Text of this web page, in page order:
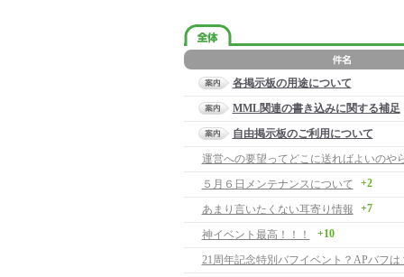
各掲示板の用途について
MML関連の書き込みに関する補足
自由掲示板のご利用について
運営への要望ってどこに送ればよいのや
５月６日メンテナンスについて
+2
あまり言いたくない耳寄り情報 +7
神イベント最高！！！ +10
21周年記念特別バフイベント？APバフは